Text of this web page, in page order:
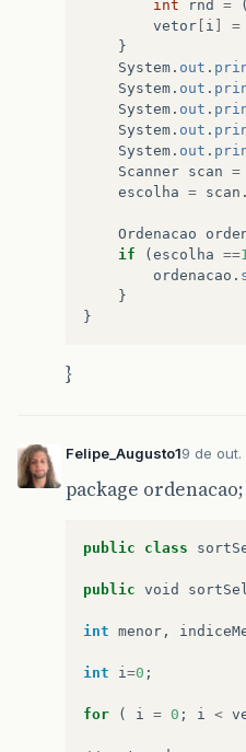
int rnd = (
vetor [ i ] =
}
System . out .
System . out .
System . out .
System . out .
System . out .
Scanner scan =
escolha = scan .
Ordenacao
if
(escolha ==1
ordenacao .
}
}
}
Felipe_Augusto19 de out.
package ordenacao;
public class
public void
int menor ,
int i=0 ;
for ( i = 0 ; i <